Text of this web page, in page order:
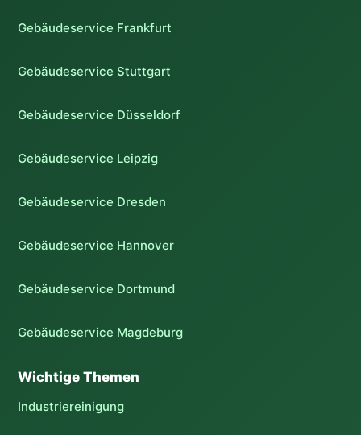
Gebäudeservice Frankfurt
Gebäudeservice Stuttgart
Gebäudeservice Düsseldorf
Gebäudeservice Leipzig
Gebäudeservice Dresden
Gebäudeservice Hannover
Gebäudeservice Dortmund
Gebäudeservice Magdeburg
Wichtige Themen
Industriereinigung